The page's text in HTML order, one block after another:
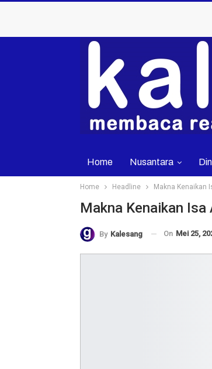
Home Nusantara
Home Headline Makna Kenaikan
Makna Kenaikan
By Kalesang On Mei 25,